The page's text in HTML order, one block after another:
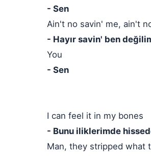
- Sen
Ain't no savin' me, ain't
- Hayır savin' ben
You
- Sen
I can feel it in my bones
- Bunu iliklerimde
Man, they stripped what